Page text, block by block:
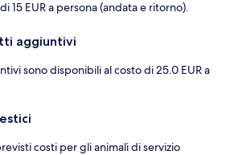
15 EUR a persona (andata e ritorno).
aggiuntivi
sono disponibili al costo di 25.0 EUR a
costi per gli animali di servizio